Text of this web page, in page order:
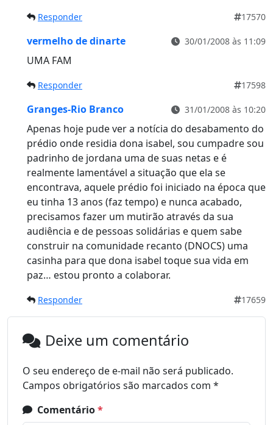
Responder 17570
vermelho de dinarte 30/01/2008 às 11:09
UMA FAM
Responder 17598
Granges-Rio Branco 31/01/2008 às 10:20
Apenas hoje pude ver a notícia do desabamento do
prédio onde residia dona isabel, sou cumpadre sou
padrinho de jordana uma de suas netas e é
realmente lamentável a situação que ela se
encontrava, aquele prédio foi iniciado na época que
eu tinha 13 anos (faz tempo) e nunca acabado,
precisamos fazer um mutirão através da sua
audiência e de pessoas solidárias e quem sabe
construir na comunidade recanto (DNOCS) uma
casinha para que dona isabel toque sua vida em
paz… estou pronto a colaborar.
Responder 17659
Deixe um comentário
O seu endereço de e-mail não será publicado.
Campos obrigatórios são marcados com *
Comentário*